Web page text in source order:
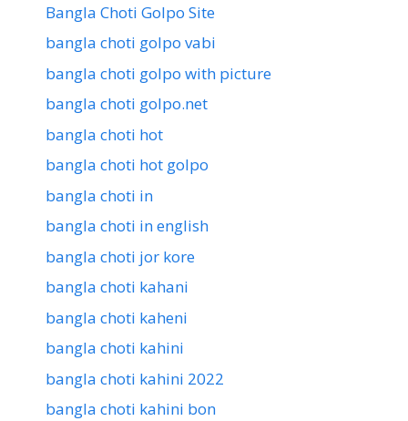
Bangla Choti Golpo Site
bangla choti golpo vabi
bangla choti golpo with picture
bangla choti golpo.net
bangla choti hot
bangla choti hot golpo
bangla choti in
bangla choti in english
bangla choti jor kore
bangla choti kahani
bangla choti kaheni
bangla choti kahini
bangla choti kahini 2022
bangla choti kahini bon